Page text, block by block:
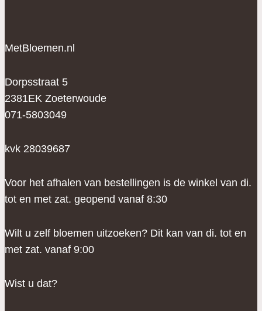
MetBloemen.nl
Dorpsstraat 5
2381EK Zoeterwoude
071-5803049
kvk 28039687
Voor het afhalen van bestellingen is de winkel van di.
tot en met zat. geopend vanaf 8:30
Wilt u zelf bloemen uitzoeken? Dit kan van di. tot en
met zat. vanaf 9:00
Wist u dat?